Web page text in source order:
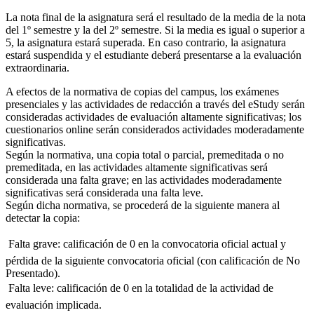
La nota final de la asignatura será el resultado de la media de la nota
del 1º semestre y la del 2º semestre. Si la media es igual o superior a
5, la asignatura estará superada. En caso contrario, la asignatura
estará suspendida y el estudiante deberá presentarse a la evaluación
extraordinaria.
A efectos de la normativa de copias del campus, los exámenes
presenciales y las actividades de redacción a través del eStudy serán
consideradas actividades de evaluación altamente significativas; los
cuestionarios online serán considerados actividades moderadamente
significativas.
Según la normativa, una copia total o parcial, premeditada o no
premeditada, en las actividades altamente significativas será
considerada una falta grave; en las actividades moderadamente
significativas será considerada una falta leve.
Según dicha normativa, se procederá de la siguiente manera al
detectar la copia:
 Falta grave: calificación de 0 en la convocatoria oficial actual y
pérdida de la siguiente convocatoria oficial (con calificación de No
Presentado).
 Falta leve: calificación de 0 en la totalidad de la actividad de
evaluación implicada.